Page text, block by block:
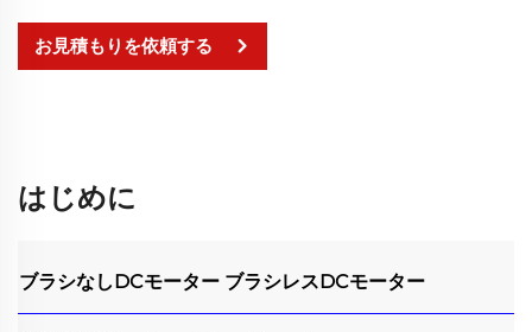
お見積もりを依頼する
はじめに
ブラシなしDCモーター ブラシレスDCモーター